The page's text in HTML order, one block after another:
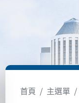
首頁 主選單